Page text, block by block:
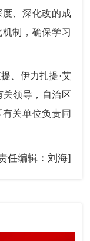
、深化改的成
制，确保学习
、伊力扎提·艾
关领导，自治区
关单位负责同
任编辑：刘海]